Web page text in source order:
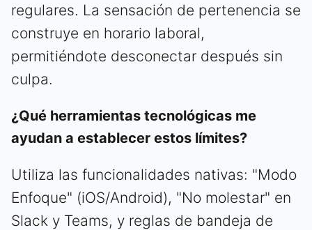
regulares. La sensación de pertenencia se
construye en horario laboral,
permitiéndote desconectar después sin
culpa.
¿Qué herramientas tecnológicas me
ayudan a establecer estos límites?
Utiliza las funcionalidades nativas: "Modo
Enfoque" (iOS/Android), "No molestar" en
Slack y Teams, y reglas de bandeja de